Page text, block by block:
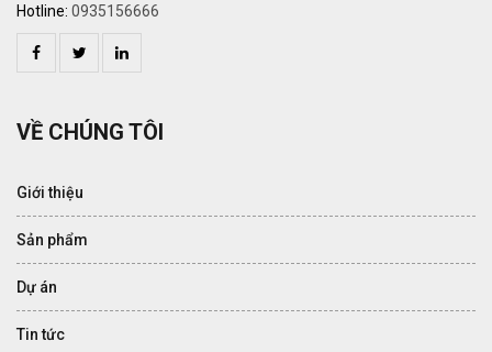
Hotline: 0935156666
VỀ CHÚNG TÔI
Giới thiệu
Sản phẩm
Dự án
Tin tức